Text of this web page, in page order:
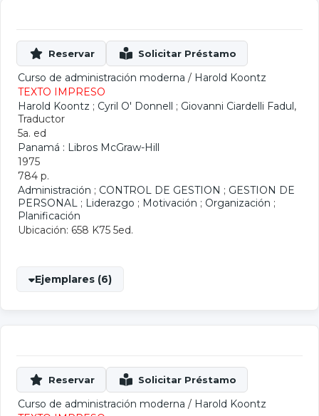
Curso de administración moderna / Harold Koontz
TEXTO IMPRESO
Harold Koontz ; Cyril O' Donnell ; Giovanni Ciardelli Fadul,
Traductor
5a. ed
Panamá : Libros McGraw-Hill
1975
784 p.
Administración ; CONTROL DE GESTION ; GESTION DE
PERSONAL ; Liderazgo ; Motivación ; Organización ;
Planificación
Ubicación: 658 K75 5ed.
Ejemplares (6)
Curso de administración moderna / Harold Koontz